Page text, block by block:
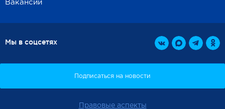
Вакансии
Мы в соцсетях
Правовые аспекты